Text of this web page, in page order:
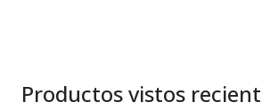
Productos vistos